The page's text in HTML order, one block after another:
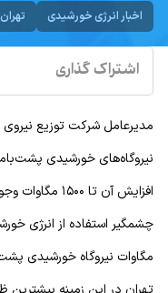
اخبار انرژی خورشیدی تهران
اشتراک گذاری
مدیرعامل شرکت توزیع
افزایش آن تا
مگاوات نیروگاه خورشیدی